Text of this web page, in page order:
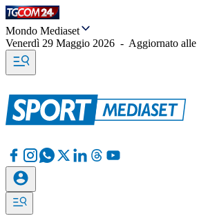
Mondo Mediaset
Venerdì 29 Maggio 2026 - Aggiornato alle